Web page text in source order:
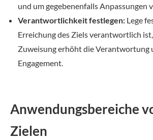
und um gegebenenfalls Anpassungen
Verantwortlichkeit festlegen: Lege
Erreichung des Ziels verantwortlich
Zuweisung erhöht die Verantwortung
Engagement.
Anwendungsbereiche
Zielen